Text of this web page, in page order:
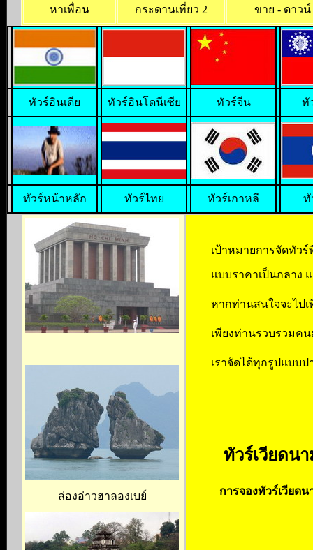
หาเพื่อน กระดานเที่ยว 2 ขาย - ดาวน์
ทัวร์อินเดีย ทัวร์อินโดนีเซีย ทัวร์จีน ทั
ทัวร์หน้าหลัก ทัวร์ไทย ทัวร์เกาหลี ทั
ล่องอ่าวฮาลองเบย์
เป้าหมายการจัดทัว
แบบราคาเป็นกลาง
หากท่านสนใจจะไปเ
เพียงท่านรวบรวมคน
เราจัดได้ทุกรูปแบบ
ทัวร์เวียดนา
การจองทัวร์เวียดน